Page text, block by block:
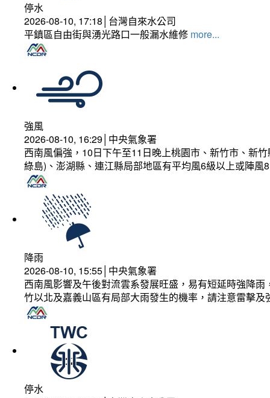
停水
2026-08-10, 17:18│台灣自來水公司
平鎮區自由街與湧光路口一般漏水維修 more...
強風
2026-08-10, 16:29│中央氣象署
西南風偏強，10日下午至11日晚上桃園市、新竹市、新
綠島)、澎湖縣、連江縣局部地區有平均風6級以上或陣
降雨
2026-08-10, 15:55│中央氣象署
西南風影響及午後對流雲系發展旺盛，易有短延時強降
竹以北及嘉義山區有局部大雨發生的機率，請注意雷擊
停水